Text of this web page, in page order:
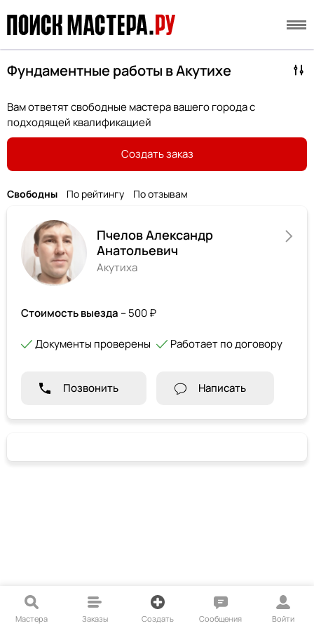
Фундаментные работы в Акутихе
Вам ответят свободные мастера вашего города с
подходящей квалификацией
Создать заказ
Свободны По рейтингу По отзывам
Пчелов Александр
Анатольевич
Акутиха
Стоимость выезда – 500 ₽
Документы проверены Работает по договору
Позвонить Написать
Мастера Заказы Создать Сообщения Войти